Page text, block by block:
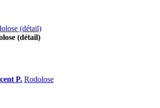
(détail)
P. Rodolose